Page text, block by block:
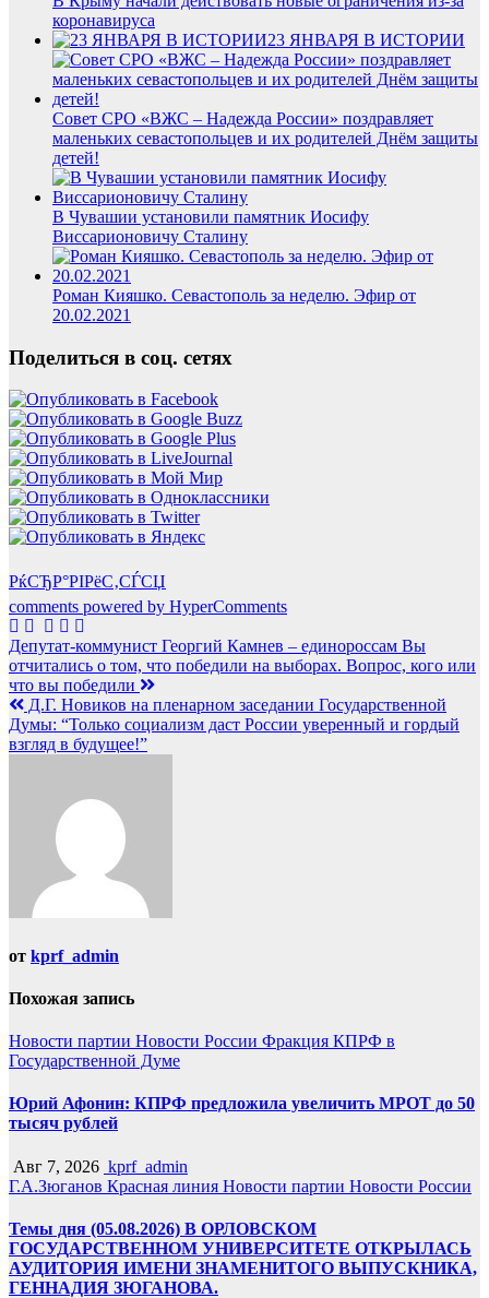
коронавируса
23 ЯНВАРЯ В ИСТОРИИ
Совет СРО «ВЖС – Надежда России» поздравляет
маленьких севастопольцев и их родителей Днём защиты
детей!
В Чувашии установили памятник Иосифу
Виссарионовичу Сталину
Роман Кияшко. Севастополь за неделю. Эфир от
20.02.2021
Поделиться в соц. сетях
РќСЂР°РІРёС‚СЃСЏ
comments powered by HyperComments
Навигация
по
записям
Депутат-коммунист Георгий Камнев – единороссам Вы
отчитались о том, что победили на выборах. Вопрос, кого или
что вы победили
Д.Г. Новиков на пленарном заседании Государственной
Думы: “Только социализм даст России уверенный и гордый
взгляд в будущее!”
от kprf_admin
Похожая запись
Новости партии Новости России Фракция КПРФ в
Государственной Думе
Юрий Афонин: КПРФ предложила увеличить МРОТ до 50
тысяч рублей
Авг 7, 2026 kprf_admin
Г.А.Зюганов Красная линия Новости партии Новости России
Темы дня (05.08.2026) В ОРЛОВСКОМ
ГОСУДАРСТВЕННОМ УНИВЕРСИТЕТЕ ОТКРЫЛАСЬ
АУДИТОРИЯ ИМЕНИ ЗНАМЕНИТОГО ВЫПУСКНИКА,
ГЕННАДИЯ ЗЮГАНОВА.